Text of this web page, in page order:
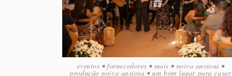
eventos • fornecedores • mais • noiva ansiosa •
produção noiva ansiosa • um bom lugar para casar